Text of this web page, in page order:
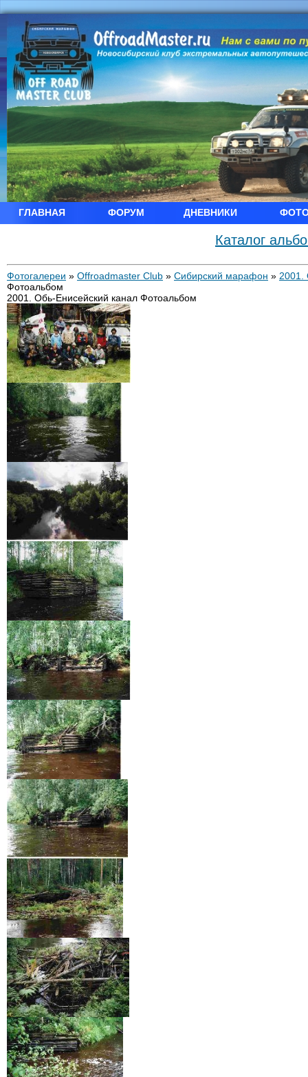
ГЛАВНАЯ ФОРУМ ДНЕВНИКИ
Каталог
Фотогалереи » Offroadmaster Club » Сибирский марафон » 2001.
Фотоальбом
2001. Обь-Енисейский канал Фотоальбом